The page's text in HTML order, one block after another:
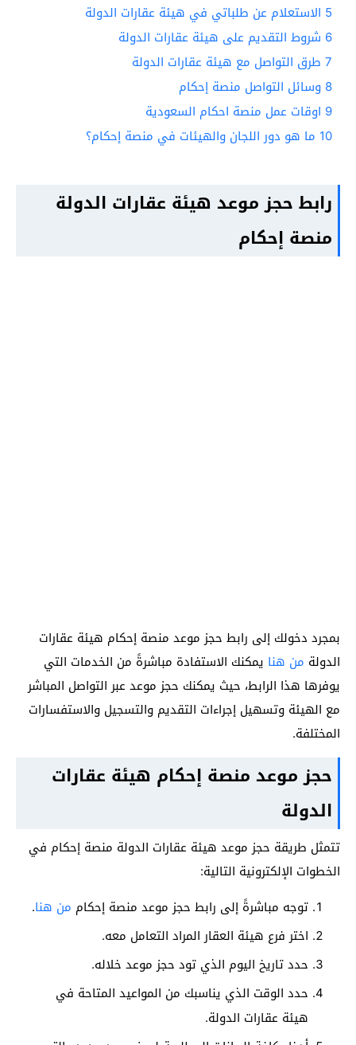
5 الاستعلام عن طلباتي في هيئة عقارات الدولة
6 شروط التقديم على هيئة عقارات الدولة
7 طرق التواصل مع هيئة عقارات الدولة
8 وسائل التواصل منصة إحكام
9 اوقات عمل منصة احكام السعودية
10 ما هو دور اللجان والهيئات في منصة إحكام؟
رابط حجز موعد هيئة عقارات الدولة
منصة إحكام
بمجرد دخولك إلى رابط حجز موعد منصة إحكام هيئة عقارات
الدولة من هنا يمكنك الاستفادة مباشرةً من الخدمات التي
يوفرها هذا الرابط، حيث يمكنك حجز موعد عبر التواصل المباشر
مع الهيئة وتسهيل إجراءات التقديم والتسجيل والاستفسارات
المختلفة.
حجز موعد منصة إحكام هيئة عقارات
الدولة
تتمثل طريقة حجز موعد هيئة عقارات الدولة منصة إحكام في
الخطوات الإلكترونية التالية:
توجه مباشرةً إلى رابط حجز موعد منصة إحكام من هنا.
اختر فرع هيئة العقار المراد التعامل معه.
حدد تاريخ اليوم الذي تود حجز موعد خلاله.
حدد الوقت الذي يناسبك من المواعيد المتاحة في
هيئة عقارات الدولة.